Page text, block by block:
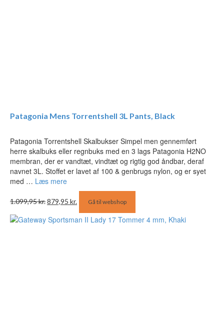
Patagonia Mens Torrentshell 3L Pants, Black
Patagonia Torrentshell Skalbukser Simpel men gennemført
herre skalbuks eller regnbuks med en 3 lags Patagonia H2NO
membran, der er vandtæt, vindtæt og rigtig god åndbar, deraf
navnet 3L. Stoffet er lavet af 100 & genbrugs nylon, og er syet
med … Læs mere
1.099,95kr.oprindelige
pris
var:
879,95 kr.aktuelle
pris
er:
Gå til webshop